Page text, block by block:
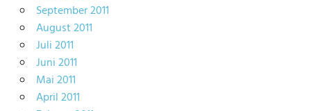
September 2011
August 2011
Juli 2011
Juni 2011
Mai 2011
April 2011